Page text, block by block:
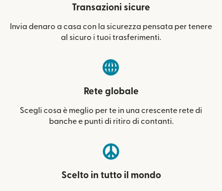
Transazioni sicure
Invia denaro a casa con la sicurezza pensata per tenere
al sicuro i tuoi trasferimenti.
Rete globale
Scegli cosa è meglio per te in una crescente rete di
banche e punti di ritiro di contanti.
Scelto in tutto il mondo